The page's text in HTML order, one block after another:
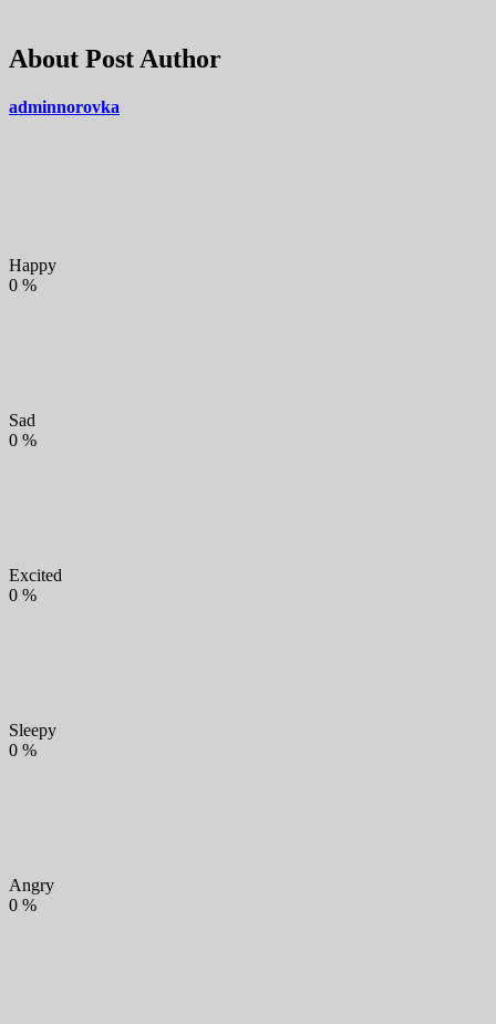
About Post Author
adminnorovka
Happy
0 %
Sad
0 %
Excited
0 %
Sleepy
0 %
Angry
0 %